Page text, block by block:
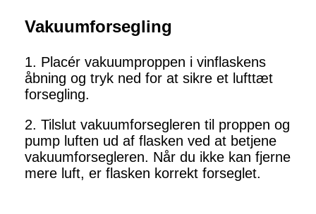
Vakuumforsegling
1. Placér vakuumproppen i vinflaskens
åbning og tryk ned for at sikre et lufttæt
forsegling.
2. Tilslut vakuumforsegleren til proppen og
pump luften ud af flasken ved at betjene
vakuumforsegleren. Når du ikke kan fjerne
mere luft, er flasken korrekt forseglet.